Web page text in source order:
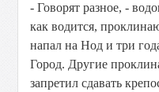
- Говорят разное, -
как водится,
напал на Нод и три
Город. Другие
запретил сдавать